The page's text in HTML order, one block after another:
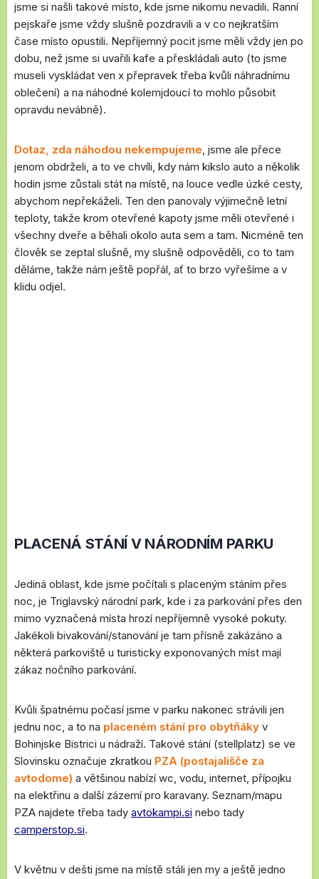
jsme si našli takové místo, kde jsme nikomu nevadili. Ranní
pejskaře jsme vždy slušně pozdravili a v co nejkratším
čase místo opustili. Nepříjemný pocit jsme měli vždy jen po
dobu, než jsme si uvařili kafe a přeskládali auto (to jsme
museli vyskládat ven x přepravek třeba kvůli náhradnímu
oblečení) a na náhodné kolemjdoucí to mohlo působit
opravdu nevábně).
Dotaz, zda náhodou nekempujeme, jsme ale přece
jenom obdrželi, a to ve chvíli, kdy nám kikslo auto a několik
hodin jsme zůstali stát na místě, na louce vedle úzké cesty,
abychom nepřekáželi. Ten den panovaly výjimečně letní
teploty, takže krom otevřené kapoty jsme měli otevřené i
všechny dveře a běhali okolo auta sem a tam. Nicméně ten
člověk se zeptal slušně, my slušně odpověděli, co to tam
děláme, takže nám ještě popřál, ať to brzo vyřešíme a v
klidu odjel.
PLACENÁ STÁNÍ V NÁRODNÍM PARKU
Jediná oblast, kde jsme počítali s placeným stáním přes
noc, je Triglavský národní park, kde i za parkování přes den
mimo vyznačená místa hrozí nepříjemně vysoké pokuty.
Jakékoli bivakování/stanování je tam přísně zakázáno a
některá parkoviště u turisticky exponovaných míst mají
zákaz nočního parkování.
Kvůli špatnému počasí jsme v parku nakonec strávili jen
jednu noc, a to na placeném stání pro obytňáky v
Bohinjske Bistrici u nádraží. Takové stání (stellplatz) se ve
Slovinsku označuje zkratkou PZA (postajališče za
avtodome) a většinou nabízí wc, vodu, internet, přípojku
na elektřinu a další zázemí pro karavany. Seznam/mapu
PZA najdete třeba tady avtokampi.si nebo tady
camperstop.si.
V květnu v dešti jsme na místě stáli jen my a ještě jedno